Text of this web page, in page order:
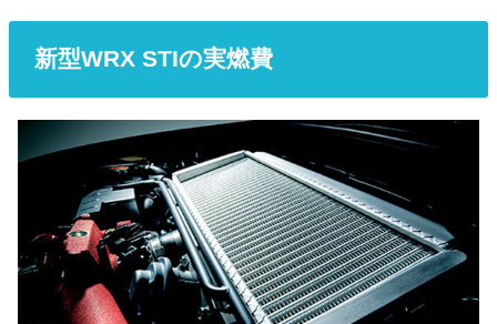
新型WRX STIの実燃費